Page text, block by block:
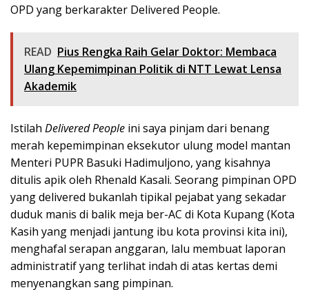
OPD yang berkarakter Delivered People.
READ Pius Rengka Raih Gelar Doktor: Membaca
Ulang Kepemimpinan Politik di NTT Lewat Lensa
Akademik
Istilah Delivered People ini saya pinjam dari benang
merah kepemimpinan eksekutor ulung model mantan
Menteri PUPR Basuki Hadimuljono, yang kisahnya
ditulis apik oleh Rhenald Kasali. Seorang pimpinan OPD
yang delivered bukanlah tipikal pejabat yang sekadar
duduk manis di balik meja ber-AC di Kota Kupang (Kota
Kasih yang menjadi jantung ibu kota provinsi kita ini),
menghafal serapan anggaran, lalu membuat laporan
administratif yang terlihat indah di atas kertas demi
menyenangkan sang pimpinan.